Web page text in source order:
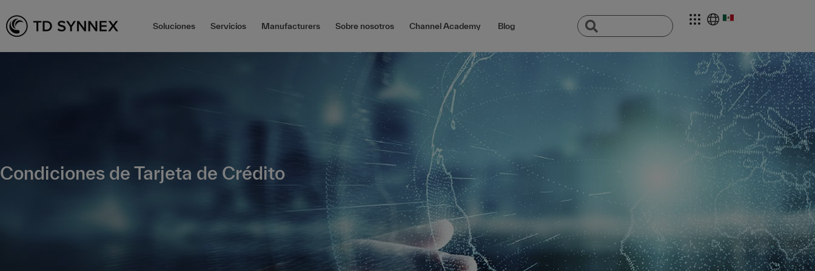
Soluciones Servicios Manufacturers Sobre nosotros Channel Academy Blog
Condiciones de Tarjeta de Crédito